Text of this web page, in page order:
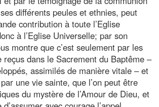
différents peules et ethnies, peut
contribution à toute l’Eglise
à l’Eglise Universelle; par son
montre que c’est seulement par les
reçus dans le Sacrement du Baptême –
assimilés de manière vitale – et
une vie sainte, que l’on peut être
du mystère de l’Amour de Dieu, et